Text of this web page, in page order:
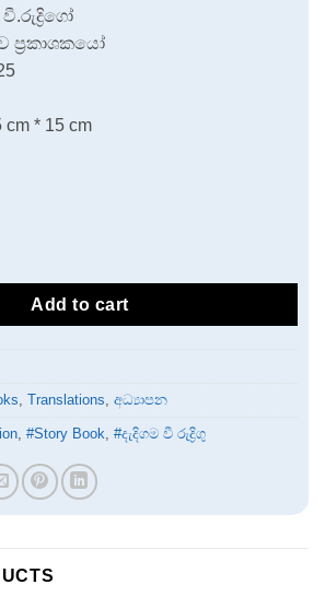
වී.රුද්‍රිගෝ
ප්‍රකාශකයෝ
cm * 15 cm
කැමතිද quantity
Add to cart
Translations අධ්‍යාපන
#Story Book #දැදිගම වී රුද්‍රිගු